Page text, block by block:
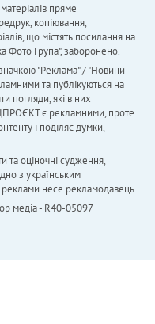
пряме
копіювання,
що містять посилання на
Фото Група", заборонено.
"Реклама" / "Новини
та публікуються на
погляди, які в них
є рекламними, проте
і поділяє думки,
та оціночні судження,
з українським
реклами несе рекламодавець.
медіа - R40-05097